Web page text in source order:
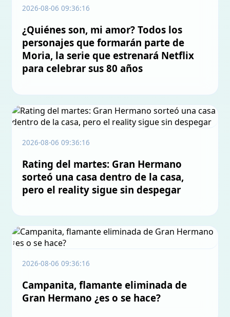
2026-08-06 09:36:16
¿Quiénes son, mi amor? Todos los
personajes que formarán parte de
Moria, la serie que estrenará Netflix
para celebrar sus 80 años
2026-08-06 09:36:16
Rating del martes: Gran Hermano
sorteó una casa dentro de la casa,
pero el reality sigue sin despegar
2026-08-06 09:36:16
Campanita, flamante eliminada de
Gran Hermano ¿es o se hace?